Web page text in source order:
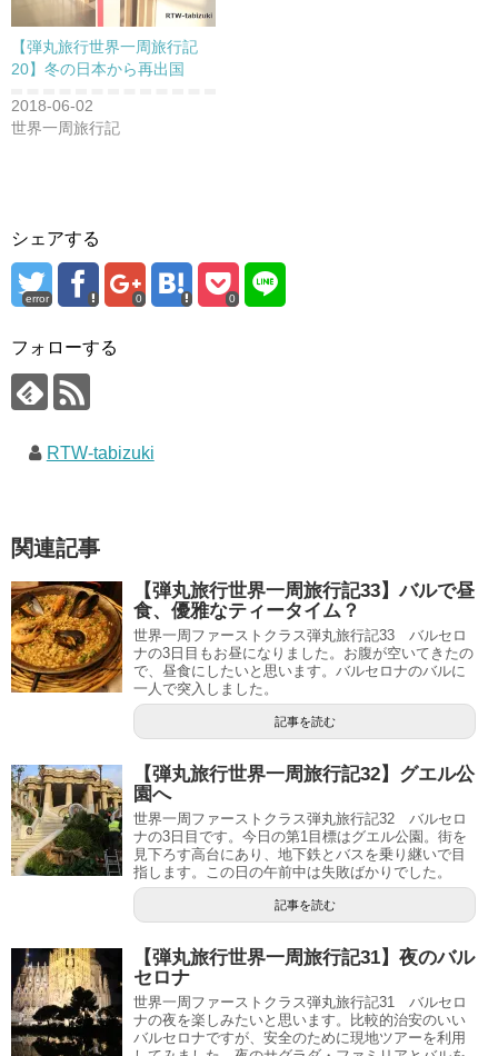
【弾丸旅行世界一周旅行記
20】冬の日本から再出国
2018-06-02
世界一周旅行記
シェアする
error 0 0
フォローする
RTW-tabizuki
関連記事
【弾丸旅行世界一周旅行記33】バルで昼
食、優雅なティータイム？
世界一周ファーストクラス弾丸旅行記33 バルセロ
ナの3日目もお昼になりました。お腹が空いてきたの
で、昼食にしたいと思います。バルセロナのバルに
一人で突入しました。
記事を読む
【弾丸旅行世界一周旅行記32】グエル公
園へ
世界一周ファーストクラス弾丸旅行記32 バルセロ
ナの3日目です。今日の第1目標はグエル公園。街を
見下ろす高台にあり、地下鉄とバスを乗り継いで目
指します。この日の午前中は失敗ばかりでした。
記事を読む
【弾丸旅行世界一周旅行記31】夜のバル
セロナ
世界一周ファーストクラス弾丸旅行記31 バルセロ
ナの夜を楽しみたいと思います。比較的治安のいい
バルセロナですが、安全のために現地ツアーを利用